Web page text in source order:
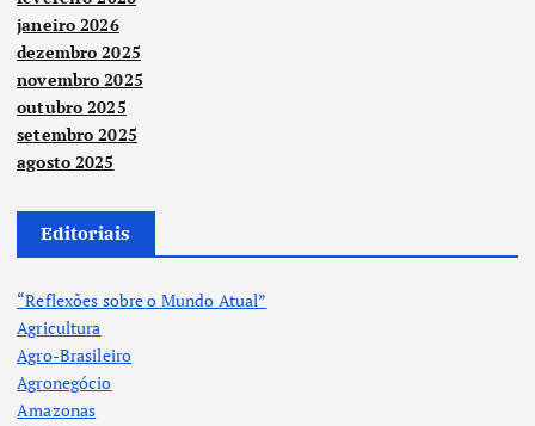
janeiro 2026
dezembro 2025
novembro 2025
outubro 2025
setembro 2025
agosto 2025
Editoriais
“Reflexões sobre o Mundo Atual”
Agricultura
Agro-Brasileiro
Agronegócio
Amazonas